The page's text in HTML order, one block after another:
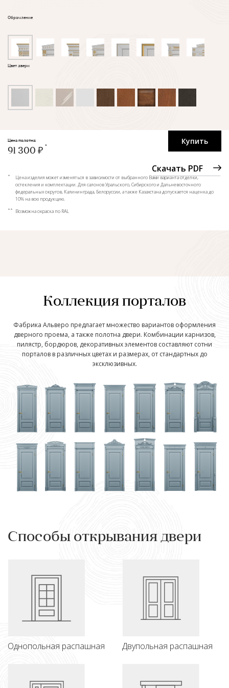
Обрамление
Цвет двери
Купить
Скачать PDF
Цена полотна:
91 300 ₽
*
Цена изделия может изменяться в зависимости от выбранного Вами варианта отделки,
остекления и комплектации. Для салонов Уральского, Сибирского и Дальневосточного
федеральных округов, Калининграда, Белоруссии, а также Казахстана допускается наценка до
10% на всю продукцию.
** Возможна окраска по RAL
Коллекция порталов
Фабрика Альверо предлагает множество вариантов оформления
дверного проема, а также полотна двери. Комбинации карнизов,
пилястр, бордюров, декоративных элементов составляют сотни
порталов в различных цветах и размерах, от стандартных до
эксклюзивных.
Способы открывания двери
Однопольная распашная Двупольная распашная